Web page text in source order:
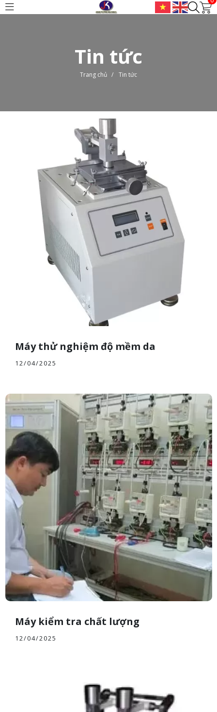
Tin tức
Trang chủ / Tin tức
Máy thử nghiệm độ mềm da
12/04/2025
Máy kiểm tra chất lượng
12/04/2025